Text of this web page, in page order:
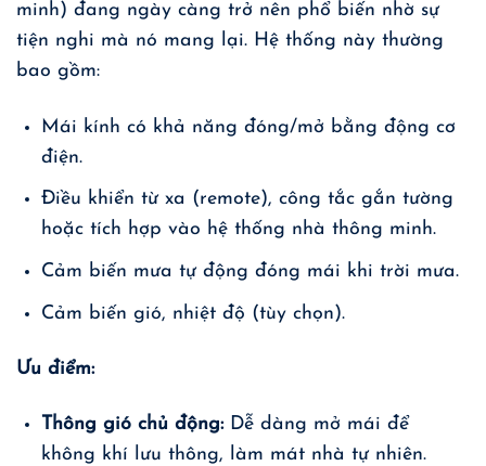
minh) đang ngày càng trở nên phổ biến nhờ sự
tiện nghi mà nó mang lại. Hệ thống này thường
bao gồm:
Mái kính có khả năng đóng/mở bằng động cơ
điện.
Điều khiển từ xa (remote), công tắc gắn tường
hoặc tích hợp vào hệ thống nhà thông minh.
Cảm biến mưa tự động đóng mái khi trời mưa.
Cảm biến gió, nhiệt độ (tùy chọn).
Ưu điểm:
Thông gió chủ động:Dễ dàng mở mái để
không khí lưu thông, làm mát nhà tự nhiên.